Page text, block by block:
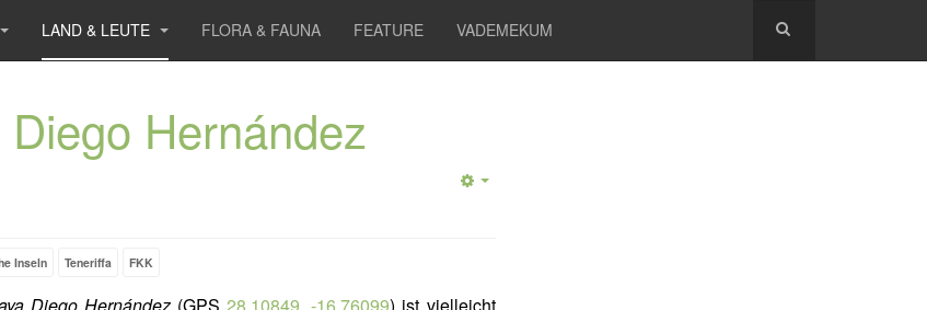
LAND & LEUTE FLORA & FAUNA FEATURE VADEMEKUM
Diego Hernández
Inseln Teneriffa FKK